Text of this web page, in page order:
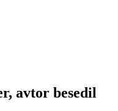
avtor besedil